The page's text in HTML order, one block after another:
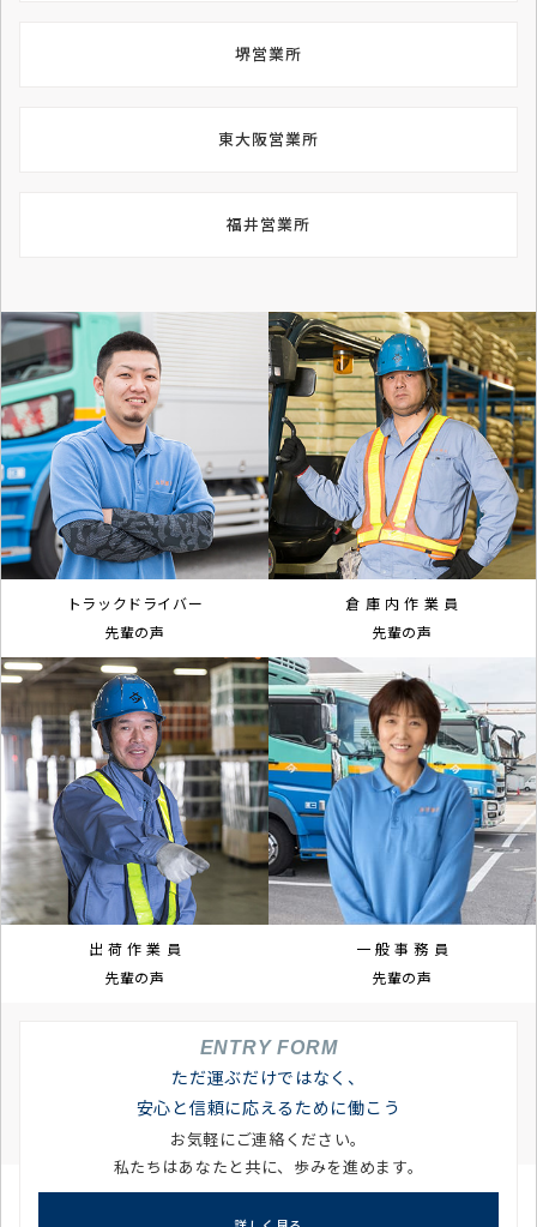
堺営業所
東大阪営業所
福井営業所
トラックドライバー
先輩の声
倉 庫 内 作 業 員
先輩の声
出 荷 作 業 員
先輩の声
一 般 事 務 員
先輩の声
ENTRY FORM
ただ運ぶだけではなく、
安心と信頼に応えるために働こう
お気軽にご連絡ください。
私たちはあなたと共に、歩みを進めます。